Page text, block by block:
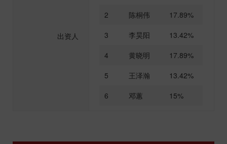
出资人
2
陈桐伟
17.89%
3
李昊阳
13.42%
4
黄晓明
17.89%
5
王泽瀚
13.42%
6
邓蕙 15%